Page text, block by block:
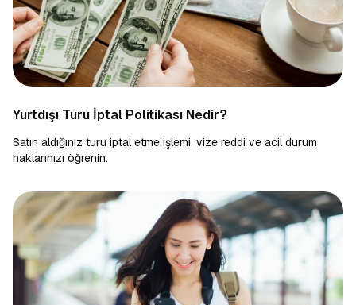
Yurtdışı Turu İptal Politikası Nedir?
Satın aldığınız turu iptal etme işlemi, vize reddi ve acil durum
haklarınızı öğrenin.